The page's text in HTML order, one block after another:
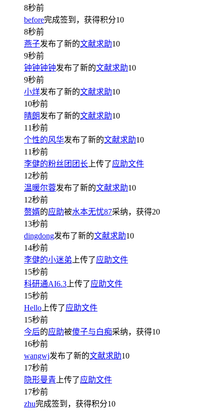
8秒前
before完成签到，获得积分10
8秒前
燕子发布了新的文献求助10
9秒前
钟钟钟钟发布了新的文献求助10
9秒前
小烊发布了新的文献求助10
10秒前
晴朗发布了新的文献求助10
11秒前
个性的风华发布了新的文献求助10
11秒前
李健的粉丝团团长 上传了应助文件
12秒前
温暖尔蓉发布了新的文献求助10
12秒前
赘婿的应助被水本无忧87采纳，获得20
13秒前
dingdong发布了新的文献求助10
14秒前
李健的小迷弟 上传了应助文件
15秒前
科研通AI6.3 上传了应助文件
15秒前
Hello 上传了应助文件
15秒前
今后的应助被傻子与白痴采纳，获得10
16秒前
wangwj发布了新的文献求助10
17秒前
隐形曼青 上传了应助文件
17秒前
zhu完成签到，获得积分10